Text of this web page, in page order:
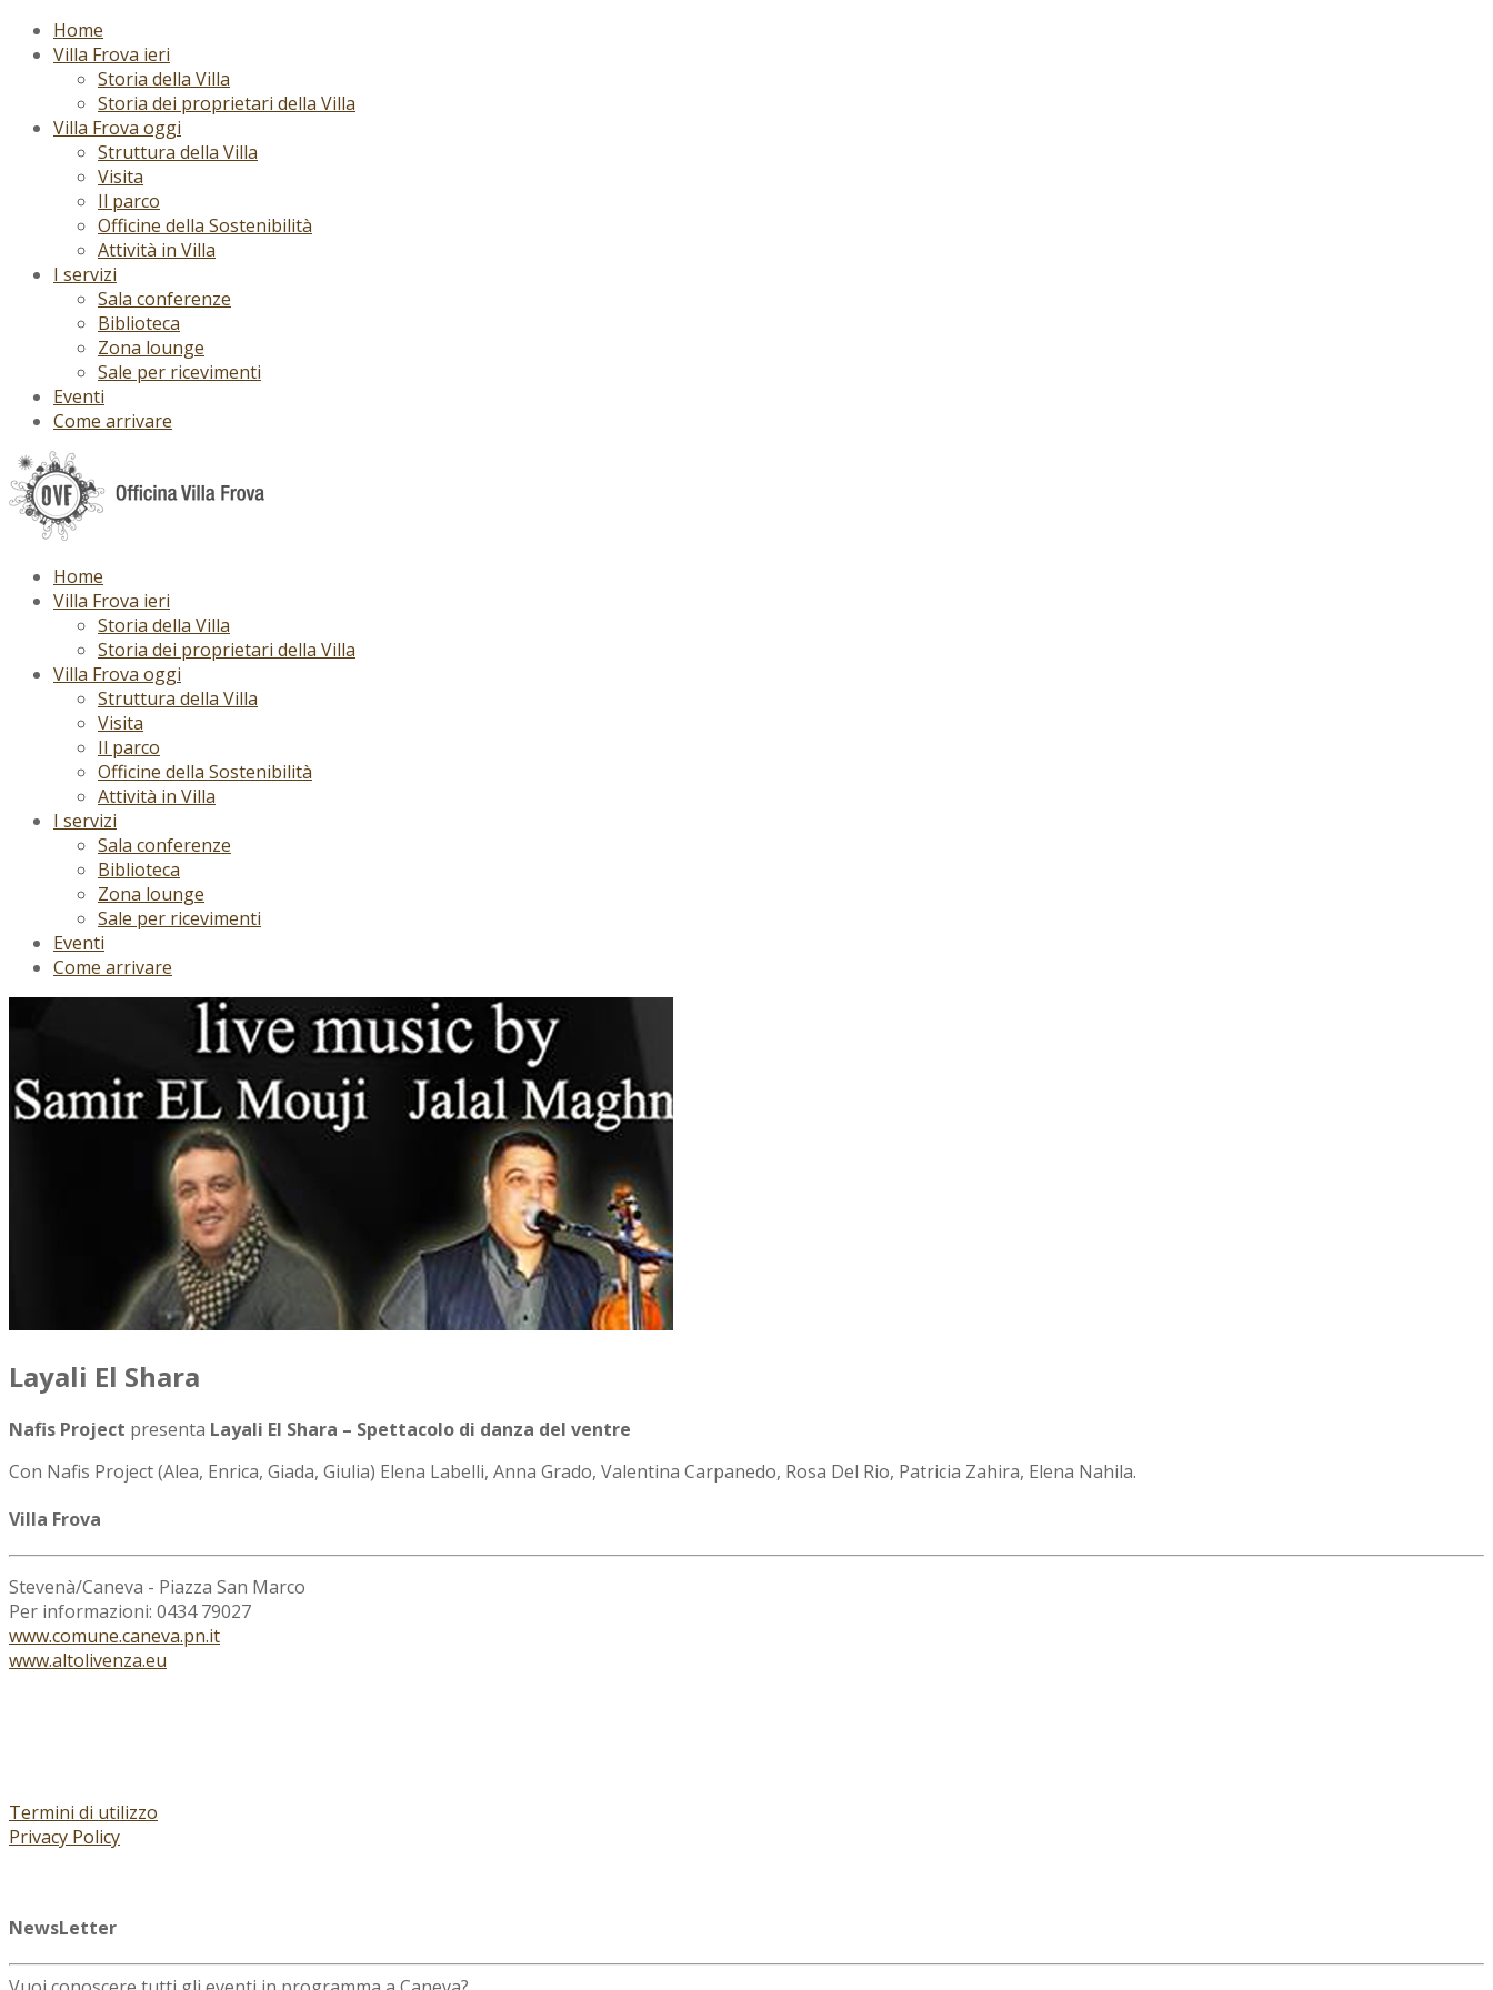
Home
Villa Frova ieri
Storia della Villa
Storia dei proprietari della Villa
Villa Frova oggi
Struttura della Villa
Visita
Il parco
Officine della Sostenibilità
Attività in Villa
I servizi
Sala conferenze
Biblioteca
Zona lounge
Sale per ricevimenti
Eventi
Come arrivare
Home
Villa Frova ieri
Storia della Villa
Storia dei proprietari della Villa
Villa Frova oggi
Struttura della Villa
Visita
Il parco
Officine della Sostenibilità
Attività in Villa
I servizi
Sala conferenze
Biblioteca
Zona lounge
Sale per ricevimenti
Eventi
Come arrivare
Layali El Shara
Nafis Project presenta Layali El Shara – Spettacolo di danza del ventre
Con Nafis Project (Alea, Enrica, Giada, Giulia) Elena Labelli, Anna Grado, Valentina Carpanedo, Rosa Del Rio, Patricia Zahira, Elena Nahila.
Villa Frova
Stevenà/Caneva - Piazza San Marco
Per informazioni: 0434 79027
www.comune.caneva.pn.it
www.altolivenza.eu
Termini di utilizzo
Privacy Policy
NewsLetter